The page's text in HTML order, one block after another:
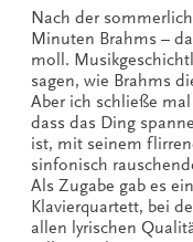
Nach der
Minuten Brahms –
moll.
sagen, wie Brahms
Aber ich schließe
dass das Ding
ist, mit seinem
sinfonisch
Als Zugabe gab es
Klavierquartett, bei
allen lyrischen